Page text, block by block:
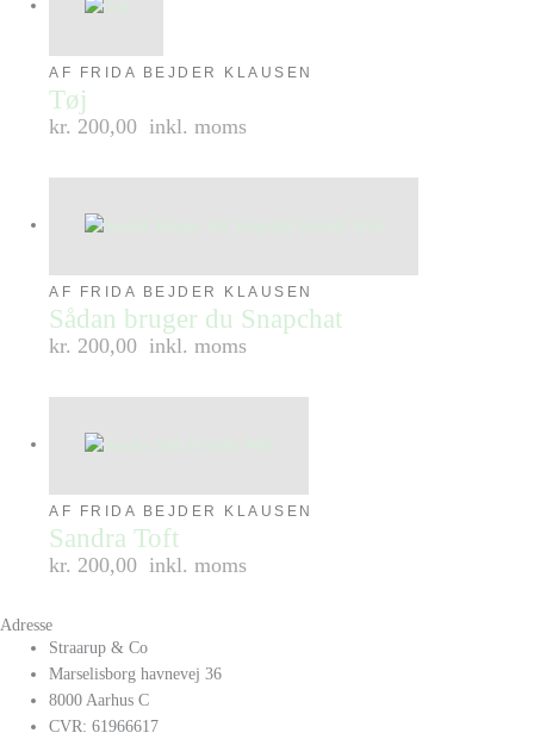
AF FRIDA BEJDER KLAUSEN
Tøj
kr. 200,00 inkl. moms
AF FRIDA BEJDER KLAUSEN
Sådan bruger du Snapchat
kr. 200,00 inkl. moms
AF FRIDA BEJDER KLAUSEN
Sandra Toft
kr. 200,00 inkl. moms
Adresse
Straarup & Co
Marselisborg havnevej 36
8000 Aarhus C
CVR: 61966617